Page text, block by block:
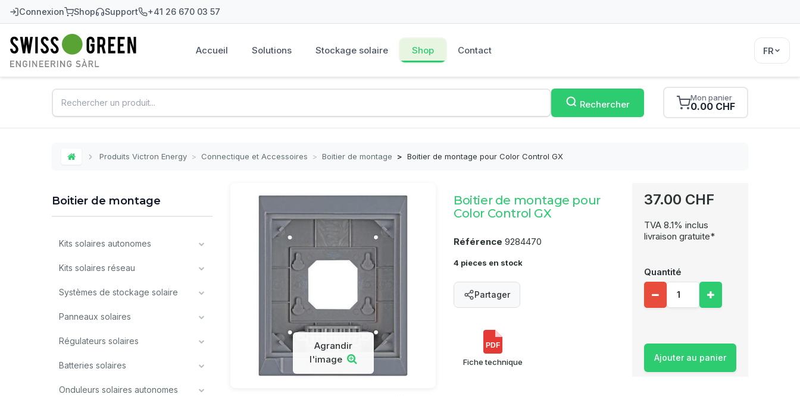
Connexion Shop Support +41 26 670 03 57
Swiss-Green Accueil Solutions Stockage solaire Shop Contact FR
Rechercher
Mon panier
0.00 CHF
Home Produits Victron Energy > Connectique et Accessoires > Boitier de montage > Boitier de montage pour Color Control GX
Boitier de montage
Kits solaires autonomes
Kits solaires réseau
Systèmes de stockage solaire
Panneaux solaires
Régulateurs solaires
Batteries solaires
Onduleurs solaires autonomes
Agrandir
l'image
Boitier de montage pour
Color Control GX
Référence 9284470
4 pieces en stock
Partager
PDF
Fiche technique
37.00 CHF
TVA 8.1% inclus
livraison gratuite*
Quantité
Ajouter au panier